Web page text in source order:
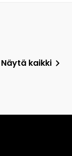
Näytä kaikki